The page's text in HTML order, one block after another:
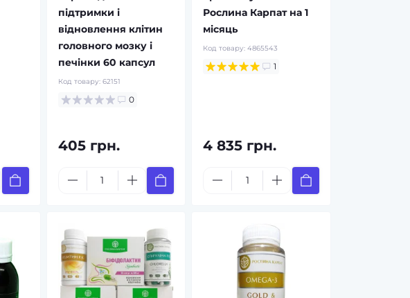
підтримки і
відновлення клітин
головного мозку і
печінки 60 капсул
Код товару: 62151
0
405 грн.
Рослина Карпат на 1
місяць
Код товару:4865543
1
4 835 грн.